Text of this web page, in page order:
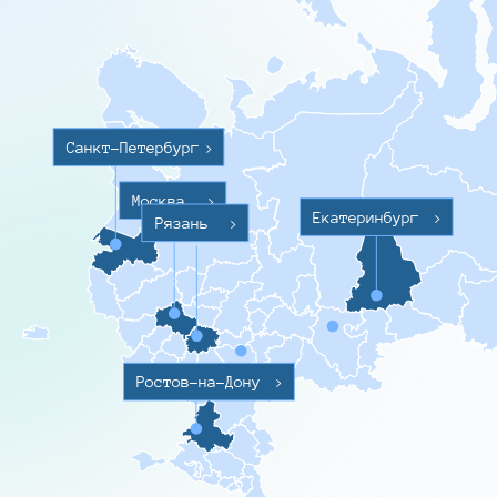
Санкт-Петербург >
Москва >
Ростов-на-Дону >
Екатеринбург >
Рязань >